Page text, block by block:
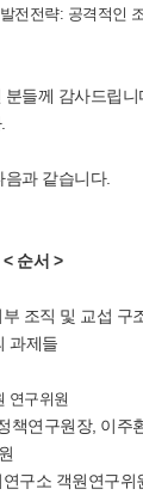
전전략: 공격적인
분들께 감사드립
다음과 같습니다.
< 순서 >
조직 및 교섭 구
과제들
연구위원
책연구원장, 이주
구소 객원연구위